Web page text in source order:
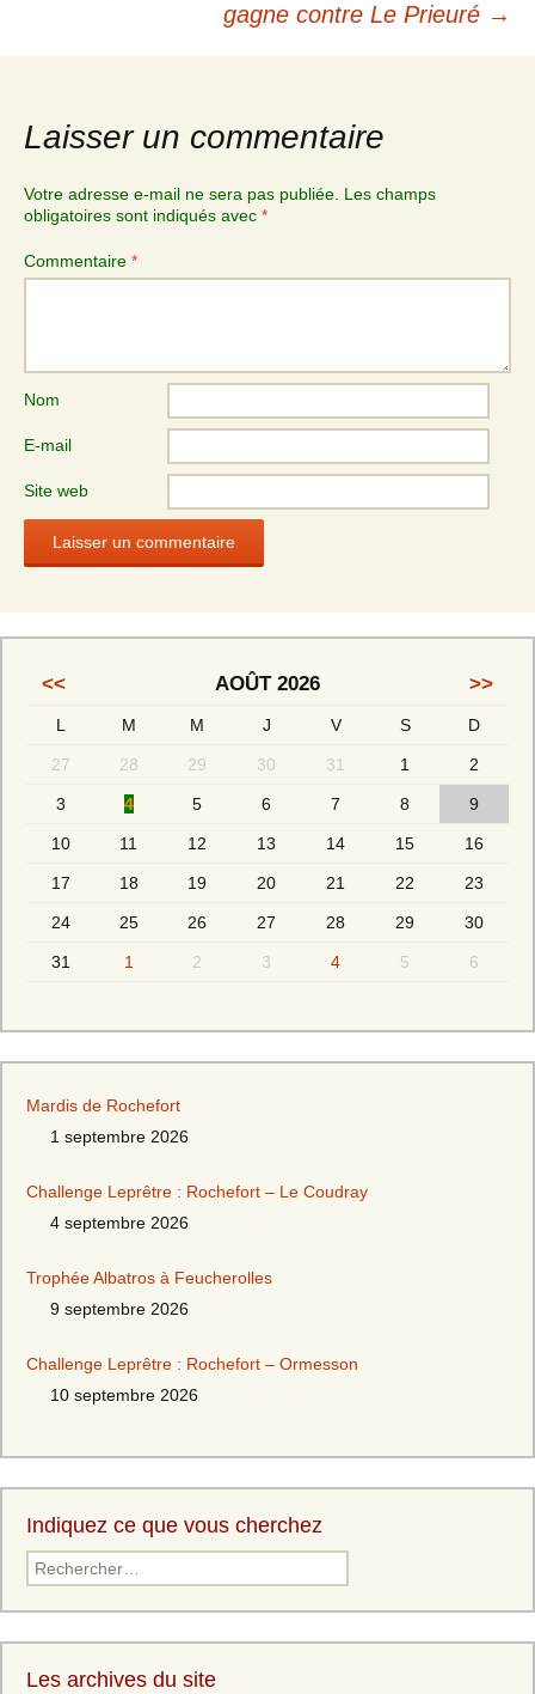
gagne contre Le Prieuré →
Laisser un commentaire
Votre adresse e-mail ne sera pas publiée. Les champs
obligatoires sont indiqués avec *
Commentaire *
Nom
E-mail
Site web
<< AOÛT 2026 >>
L M M J V S D
27 28 29 30 31 1 2
3 4 5 6 7 8 9
10 11 12 13 14 15 16
17 18 19 20 21 22 23
24 25 26 27 28 29 30
31 1 2 3 4 5 6
Mardis de Rochefort
1 septembre 2026
Challenge Leprêtre : Rochefort – Le Coudray
4 septembre 2026
Trophée Albatros à Feucherolles
9 septembre 2026
Challenge Leprêtre : Rochefort – Ormesson
10 septembre 2026
Indiquez ce que vous cherchez
Les archives du site